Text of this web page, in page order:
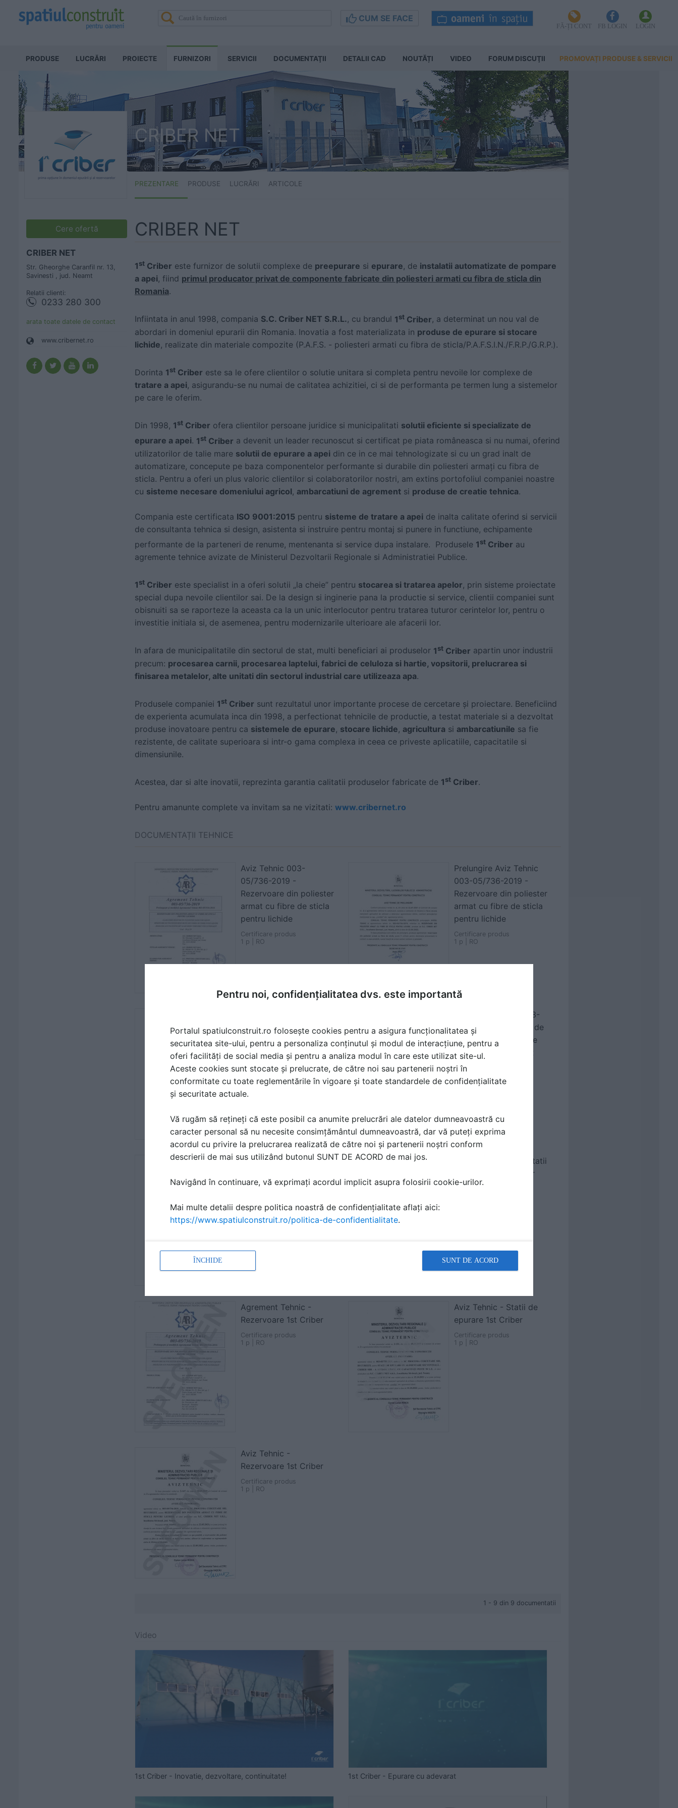
CUM SE FACE
FĂ-ȚI CONT FB LOGIN LOGIN
PRODUSE LUCRĂRI PROIECTE FURNIZORI SERVICII DOCUMENTAŢII DETALII CAD NOUTĂȚI VIDEO FORUM DISCUŢII PROMOVAȚI PRODUSE & SERVICII
CRIBER NET
PREZENTARE PRODUSE LUCRĂRI ARTICOLE
Cere ofertă
CRIBER NET
Str. Gheorghe Caranfil nr. 13,
Savinesti , jud. Neamt
Relatii clienti:
0233 280 300
arata toate datele de contact
www.cribernet.ro
CRIBER NET
1st Criber este furnizor de solutii complexe de preepurare si epurare, de instalatii automatizate de pompare
a apei, fiind primul producator privat de componente fabricate din poliesteri armati cu fibra de sticla din
Romania.
Infiintata in anul 1998, compania S.C. Criber NET S.R.L., cu brandul 1st Criber, a determinat un nou val de
abordari in domeniul epurarii din Romania. Inovatia a fost materializata in produse de epurare si stocare
lichide, realizate din materiale compozite (P.A.F.S. - poliesteri armati cu fibra de sticla/P.A.F.S.I.N./F.R.P./G.R.P.).
Dorinta 1st Criber este sa le ofere clientilor o solutie unitara si completa pentru nevoile lor complexe de
tratare a apei, asigurandu-se nu numai de calitatea achizitiei, ci si de performanta pe termen lung a sistemelor
pe care le oferim.
Din 1998, 1st Criber ofera clientilor persoane juridice si municipalitati solutii eficiente si specializate de
epurare a apei. 1st Criber a devenit un leader recunoscut si certificat pe piata româneasca si nu numai, oferind
utilizatorilor de talie mare solutii de epurare a apei din ce in ce mai tehnologizate si cu un grad inalt de
automatizare, concepute pe baza componentelor performante si durabile din poliesteri armaţi cu fibra de
sticla. Pentru a oferi un plus valoric clientilor si colaboratorilor nostri, am extins portofoliul companiei noastre
cu sisteme necesare domeniului agricol, ambarcatiuni de agrement si produse de creatie tehnica.
Compania este certificata ISO 9001:2015 pentru sisteme de tratare a apei de inalta calitate oferind si servicii
de consultanta tehnica si design, asistenta si instruire pentru montaj si punere in functiune, echipamente
performante de la parteneri de renume, mentenanta si service dupa instalare. Produsele 1st Criber au
agremente tehnice avizate de Ministerul Dezvoltarii Regionale si Administratiei Publice.
1st Criber este specialist in a oferi solutii „la cheie” pentru stocarea si tratarea apelor, prin sisteme proiectate
special dupa nevoile clientilor sai. De la design si inginerie pana la productie si service, clientii companiei sunt
obisnuiti sa se raporteze la aceasta ca la un unic interlocutor pentru tratarea tuturor cerintelor lor, pentru o
investitie initiala si, de asemenea, pentru modernizarile ulterioare ale afacerii lor.
In afara de municipalitatile din sectorul de stat, multi beneficiari ai produselor 1st Criber apartin unor industrii
precum: procesarea carnii, procesarea laptelui, fabrici de celuloza si hartie, vopsitorii, prelucrarea si
finisarea metalelor, alte unitati din sectorul industrial care utilizeaza apa.
Produsele companiei 1st Criber sunt rezultatul unor importante procese de cercetare şi proiectare. Beneficiind
de experienta acumulata inca din 1998, a perfectionat tehnicile de productie, a testat materiale si a dezvoltat
produse inovatoare pentru ca sistemele de epurare, stocare lichide, agricultura si ambarcatiunile sa fie
rezistente, de calitate superioara si intr-o gama complexa in ceea ce priveste aplicatiile, capacitatile si
dimensiunile.
Acestea, dar si alte inovatii, reprezinta garantia calitatii produselor fabricate de 1st Criber.
Pentru amanunte complete va invitam sa ne vizitati: www.cribernet.ro
DOCUMENTAȚII TEHNICE
Aviz Tehnic 003-
05/736-2019 -
Rezervoare din poliester
armat cu fibre de sticla
pentru lichide
Certificare produs
1 p | RO
Prelungire Aviz Tehnic
003-05/736-2019 -
Rezervoare din poliester
armat cu fibre de sticla
pentru lichide
Certificare produs
1 p | RO
Rezervor pentru apa
potabila din rasini
poliesterice armate cu
fibra de sticla
Certificare produs
1 p | RO
Agrement Tehnic 003-
05/758-2019 - Statii de
epurare cu alimentare
secventiala - CRIBER
SBB - a apelor uzate
Certificare produs
Aviz Tehnic de
05/758-2019 - Statii de
secventiala - CRIBER
SBB - a apelor uzate
Agrement Tehnic - Statii
de epurare 1st Criber
Agrement Tehnic -
Rezervoare 1st Criber
Certificare produs
1 p | RO
Aviz Tehnic - Statii de
epurare 1st Criber
Certificare produs
1 p | RO
Aviz Tehnic -
Rezervoare 1st Criber
Certificare produs
1 p | RO
1 - 9 din 9 documentatii
Video
1st Criber - Inovatie, dezvoltare, continuitate! 1st Criber - Epurare cu adevarat
Pentru noi, confidențialitatea dvs. este importantă
Portalul spatiulconstruit.ro folosește cookies pentru a asigura funcționalitatea și
securitatea site-ului, pentru a personaliza conținutul și modul de interacțiune, pentru a
oferi facilități de social media și pentru a analiza modul în care este utilizat site-ul.
Aceste cookies sunt stocate și prelucrate, de către noi sau partenerii noștri în
conformitate cu toate reglementările în vigoare și toate standardele de confidențialitate
și securitate actuale.
Vă rugăm să rețineți că este posibil ca anumite prelucrări ale datelor dumneavoastră cu
caracter personal să nu necesite consimțământul dumneavoastră, dar vă puteți exprima
acordul cu privire la prelucrarea realizată de către noi și partenerii noștri conform
descrierii de mai sus utilizând butonul SUNT DE ACORD de mai jos.
Navigând în continuare, vă exprimați acordul implicit asupra folosirii cookie-urilor.
Mai multe detalii despre politica noastră de confidențialitate aflați aici:
https://www.spatiulconstruit.ro/politica-de-confidentialitate.
ÎNCHIDE SUNT DE ACORD